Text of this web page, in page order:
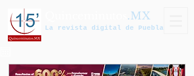
.MX
La revista digital de Puebla